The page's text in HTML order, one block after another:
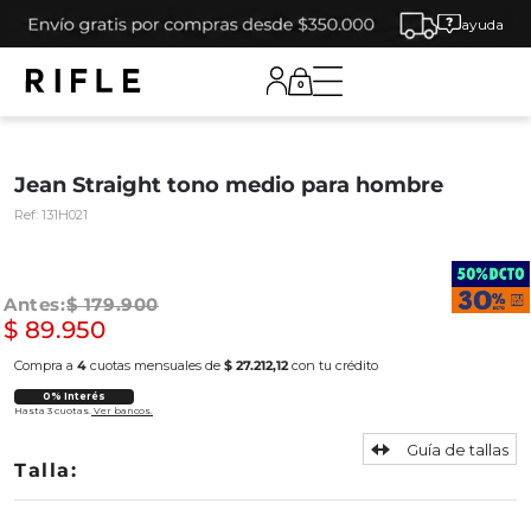
ayuda
0
Jean Straight tono medio para hombre
Ref: 131H021
$ 179.900
$ 89.950
Compra a 4 cuotas mensuales de $ 27.212,12 con tu crédito
0% Interés
Hasta 3 cuotas. Ver bancos.
Guía de tallas